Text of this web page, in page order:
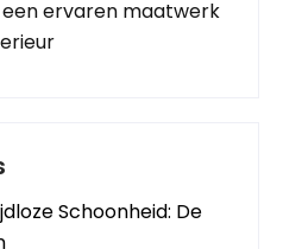
ervaren maatwerk
Schoonheid: De